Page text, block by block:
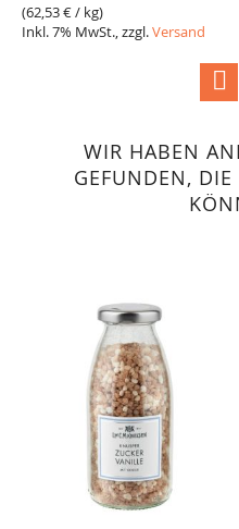
(62,53 €/ kg)
Inkl. 7% MwSt., zzgl.Versand
WIR HABEN
GEFUNDEN,